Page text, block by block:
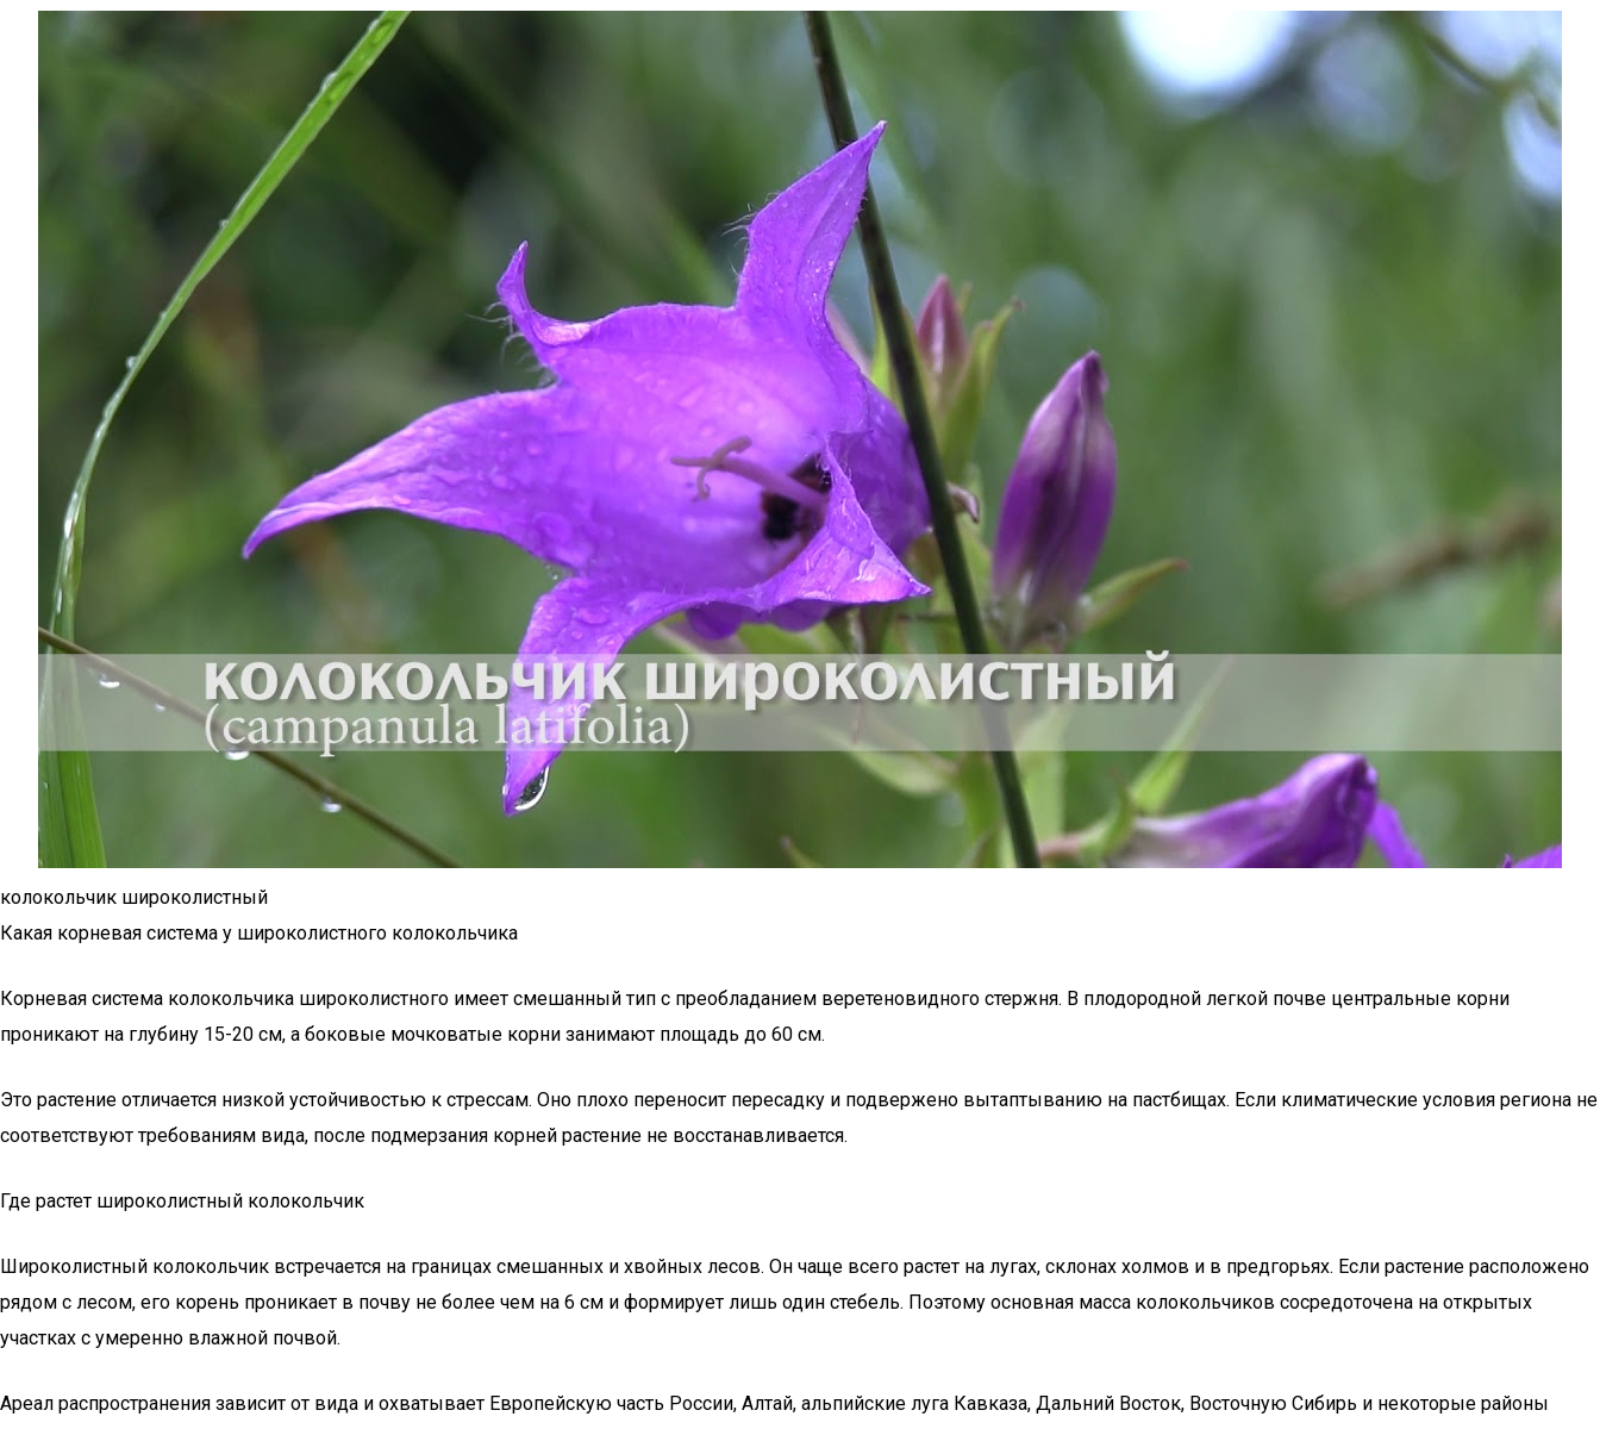
колокольчик широколистный
Какая корневая система у широколистного колокольчика
Корневая система колокольчика широколистного имеет смешанный тип с преобладанием веретеновидного стержня. В плодородной легкой почве центральные корни
проникают на глубину 15-20 см, а боковые мочковатые корни занимают площадь до 60 см.
Это растение отличается низкой устойчивостью к стрессам. Оно плохо переносит пересадку и подвержено вытаптыванию на пастбищах. Если климатические условия региона не
соответствуют требованиям вида, после подмерзания корней растение не восстанавливается.
Где растет широколистный колокольчик
Широколистный колокольчик встречается на границах смешанных и хвойных лесов. Он чаще всего растет на лугах, склонах холмов и в предгорьях. Если растение расположено
рядом с лесом, его корень проникает в почву не более чем на 6 см и формирует лишь один стебель. Поэтому основная масса колокольчиков сосредоточена на открытых
участках с умеренно влажной почвой.
Ареал распространения зависит от вида и охватывает Европейскую часть России, Алтай, альпийские луга Кавказа, Дальний Восток, Восточную Сибирь и некоторые районы